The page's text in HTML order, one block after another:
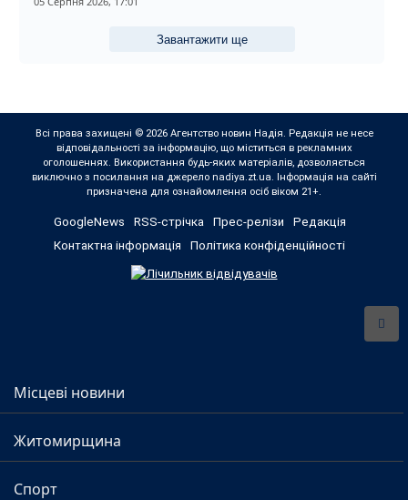
Завантажити ще
Всі права захищені © 2026 Агентство новин Надія. Редакція не несе
відповідальності за інформацію, що міститься в рекламних
оголошеннях. Використання будь-яких матеріалів, дозволяється
виключно з посилання на джерело nadiya.zt.ua. Інформація на сайті
призначена для ознайомлення осіб віком 21+.
GoogleNews RSS-стрічка Прес-релізи
Редакція
Контактна інформація
Політика конфіденційності
Місцеві новини
Житомирщина
Спорт